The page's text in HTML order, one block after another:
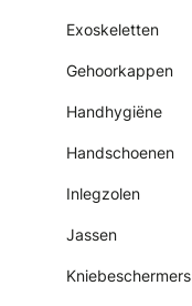
Exoskeletten
Gehoorkappen
Handhygiëne
Handschoenen
Inlegzolen
Jassen
Kniebeschermers